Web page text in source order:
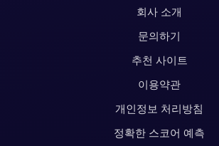
회사 소개
문의하기
추천 사이트
이용약관
개인정보 처리방침
정확한 스코어 예측